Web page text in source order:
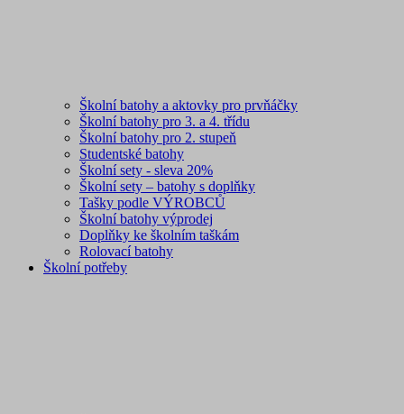
Školní batohy a aktovky pro prvňáčky
Školní batohy pro 3. a 4. třídu
Školní batohy pro 2. stupeň
Studentské batohy
Školní sety - sleva 20%
Školní sety – batohy s doplňky
Tašky podle VÝROBCŮ
Školní batohy výprodej
Doplňky ke školním taškám
Rolovací batohy
Školní potřeby